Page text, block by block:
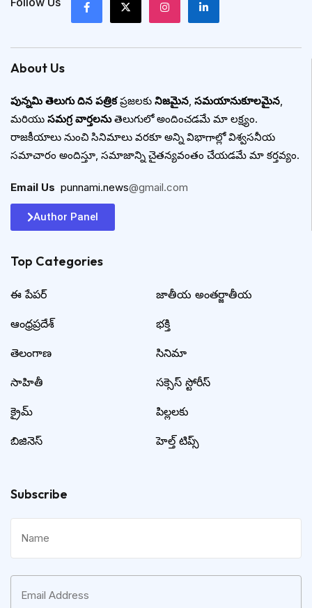
About Us
పున్నమి తెలుగు దిన పత్రికప్రజలకు నిజమైన సమయానుకూలమైన
మరియు సమగ్ర వార్తలనుతెలుగులో అందించడమే మా లక్ష్యం.
రాజకీయాలు నుంచి సినిమాలు వరకూ అన్ని విభాగాల్లో విశ్వసనీయ
సమాచారం అందిస్తూ, సమాజాన్ని చైతన్యవంతం చేయడమే మా కర్తవ్యం.
Email Us punnami.news@gmail.com
Author Panel
Top Categories​
ఈ పేపర్
ఆంధ్రప్రదేశ్
తెలంగాణ
సాహితీ
క్రైమ్
బిజినెస్
జాతీయ అంతర్జాతీయ
భక్తి
సినిమా
సక్సెస్ స్టోరీస్
పిల్లలకు
హెల్త్ టిప్స్
Subscribe